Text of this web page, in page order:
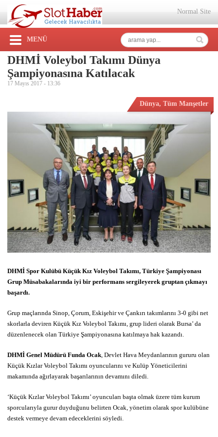
Normal Site
MENÜ
DHMİ Voleybol Takımı Dünya
Şampiyonasına Katılacak
17 Mayıs 2017 - 13:36
Dünya, Tüm Manşetler
DHMİ Spor Kulübü Küçük Kız Voleybol Takımı, Türkiye Şampiyonası
Grup Müsabakalarında iyi bir performans sergileyerek gruptan çıkmayı
başardı.
Grup maçlarında Sinop, Çorum, Eskişehir ve Çankırı takımlarını 3-0 gibi net
skorlarla deviren Küçük Kız Voleybol Takımı, grup lideri olarak Bursa’ da
düzenlenecek olan Türkiye Şampiyonasına katılmaya hak kazandı.
DHMİ Genel Müdürü Funda Ocak , Devlet Hava Meydanlarının gururu olan
Küçük Kızlar Voleybol Takımı oyuncularını ve Kulüp Yöneticilerini
makamında ağırlayarak başarılarının devamını diledi.
‘Küçük Kızlar Voleybol Takımı’ oyuncuları başta olmak üzere tüm kurum
sporcularıyla gurur duyduğunu belirten Ocak, yönetim olarak spor kulübüne
destek vermeye devam edeceklerini söyledi.